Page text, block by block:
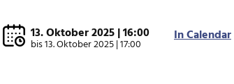
13. Oktober 2025 | 16:00
bis13. Oktober 2025 | 17:00 In Calendar